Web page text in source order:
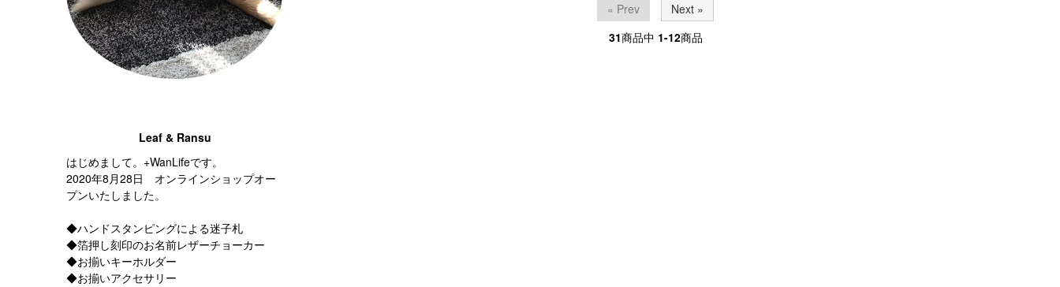
« Prev
Next »
31商品中 1-12商品
Leaf & Ransu
はじめまして。+WanLifeです。
2020年8月28日 オンラインショップオー
プンいたしました。
◆ハンドスタンピングによる迷子札
◆箔押し刻印のお名前レザーチョーカー
◆お揃いキーホルダー
◆お揃いアクセサリー